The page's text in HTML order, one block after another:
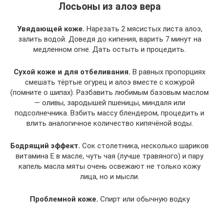
Лосьоны из алоэ вера
Увядающей коже. Нарезать 2 мясистых листа алоэ,
залить водой. Доведя до кипения, варить 7 минут на
медленном огне. Дать остыть и процедить.
Сухой коже и для отбеливания. В равных пропорциях
смешать тёртые огурец и алоэ вместе с кожурой
(помните о шипах). Разбавить любимым базовым маслом
— оливы, зародышей пшеницы, миндаля или
подсолнечника. Взбить массу блендером, процедить и
влить аналогичное количество кипячёной воды.
Бодрящий эффект. Сок столетника, несколько шариков
витамина Е в масле, чуть чая (лучше травяного) и пару
капель масла мяты очень освежают не только кожу
лица, но и мысли.
Проблемной коже. Спирт или обычную водку